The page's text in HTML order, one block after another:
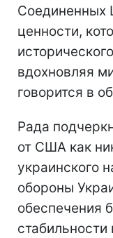
Соединенных
ценности,
вдохновляя
говорится в
Рада
от США как
украинского
обороны
обеспечения